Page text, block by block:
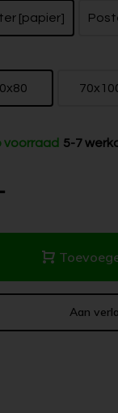
[papier]
voorraad 5-7
Aan